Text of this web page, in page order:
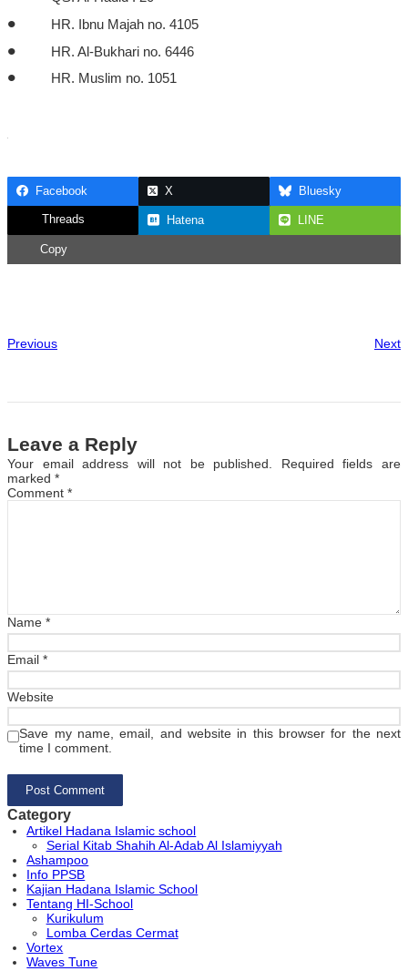
• HR. Ibnu Majah no. 4105
• HR. Al-Bukhari no. 6446
• HR. Muslim no. 1051
Facebook X Bluesky
Threads Hatena LINE
Copy
Previous Next
Leave a Reply
Your email address will not be published.
Required fields are
marked *
Comment *
Name *
Email *
Website
Save my name, email, and website in this browser for the next
time I comment.
Category
Artikel Hadana Islamic school
Serial Kitab Shahih Al-Adab Al Islamiyyah
Ashampoo
Info PPSB
Kajian Hadana Islamic School
Tentang HI-School
Kurikulum
Lomba Cerdas Cermat
Vortex
Waves Tune